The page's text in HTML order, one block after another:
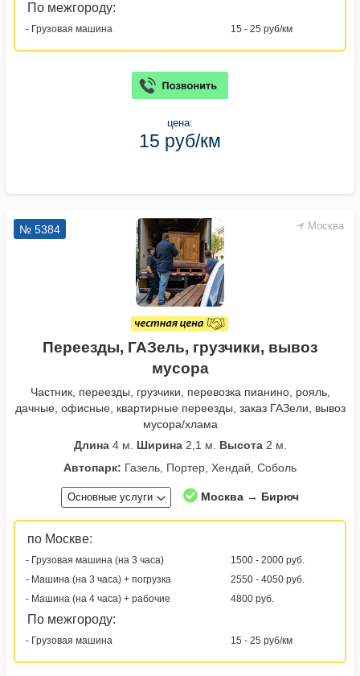
По межгороду:
- Грузовая машина 15 - 25 руб/км
цена:
15 руб/км
Москва
№ 5384
Переезды, ГАЗель, грузчики, вывоз
мусора
Частник, переезды, грузчики, перевозка пианино, рояль,
дачные, офисные, квартирные переезды, заказ ГАЗели, вывоз
мусора/хлама
Длина4 м. Ширина2,1 м. Высота2 м.
Автопарк: Газель, Портер, Хендай, Соболь
Основные услуги Москва → Бирюч
по Москве:
- Грузовая машина (на 3 часа)
1500 - 2000 руб.
- Машина (на 3 часа) + погрузка
2550 - 4050 руб.
- Машина (на 4 часа) + рабочие
4800 руб.
По межгороду:
- Грузовая машина 15 - 25 руб/км